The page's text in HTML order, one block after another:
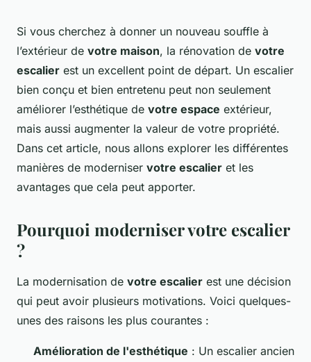
Si vous cherchez à donner un nouveau souffle à
l’extérieur de votre maison, la rénovation de votre
escalier est un excellent point de départ. Un escalier
bien conçu et bien entretenu peut non seulement
améliorer l’esthétique de votre espace extérieur,
mais aussi augmenter la valeur de votre propriété.
Dans cet article, nous allons explorer les différentes
manières de moderniser votre escalier et les
avantages que cela peut apporter.
Pourquoi moderniser votre escalier
?
La modernisation de votre escalier est une décision
qui peut avoir plusieurs motivations. Voici quelques-
unes des raisons les plus courantes :
Amélioration de l'esthétique : Un escalier ancien